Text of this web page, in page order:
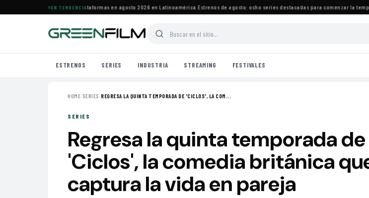
EN TENDENCIA
de HBO Max y otras plataformas en agosto 2026 en Latinoamérica·Estrenos de agosto: ocho series destacadas para comenzar la
ESTRENOS SERIES INDUSTRIA STREAMING FESTIVALES
HOME› SERIES ›REGRESA LA QUINTA TEMPORADA DE 'CICLOS', LA COM...
SERIES
Regresa la quinta temporada de
'Ciclos', la comedia británica
captura la vida en pareja